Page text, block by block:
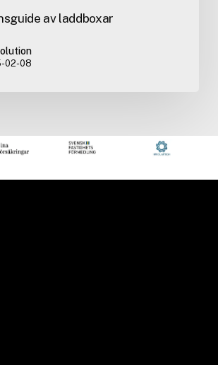
av laddboxar
02-08